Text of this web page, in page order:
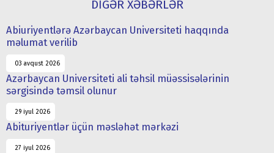
DİGƏR XƏBƏRLƏR
Abiuriyentlərə Azərbaycan Universiteti haqqında
məlumat verilib
03 avqust 2026
Azərbaycan Universiteti ali təhsil müəssisələrinin
sərgisində təmsil olunur
29 iyul 2026
Abituriyentlər üçün məsləhət mərkəzi
27 iyul 2026